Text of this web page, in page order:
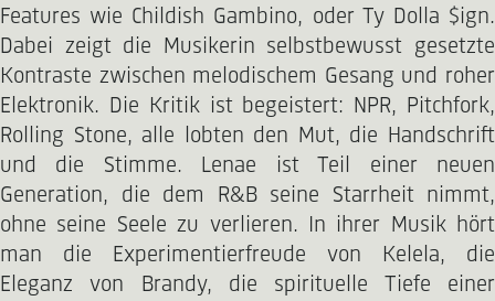
Features wie Childish Gambino, oder Ty Dolla $ign.
Dabei zeigt die Musikerin selbstbewusst gesetzte
Kontraste zwischen melodischem Gesang und roher
Elektronik. Die Kritik ist begeistert: NPR, Pitchfork,
Rolling Stone, alle lobten den Mut, die Handschrift
und die Stimme. Lenae ist Teil einer neuen
Generation, die dem R&B seine Starrheit nimmt,
ohne seine Seele zu verlieren. In ihrer Musik hört
man die Experimentierfreude von Kelela, die
Eleganz von Brandy, die spirituelle Tiefe einer